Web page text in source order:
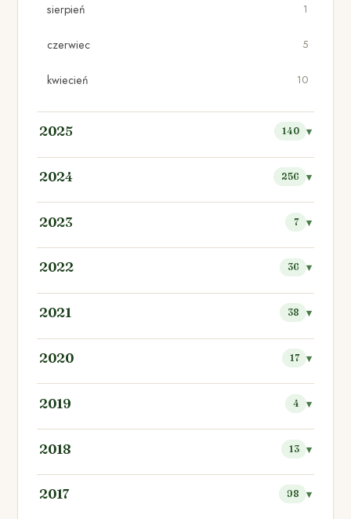
sierpień 1
czerwiec 5
kwiecień 10
2025 140
2024 256
2023 7
2022 36
2021 38
2020 17
2019 4
2018 13
2017 98